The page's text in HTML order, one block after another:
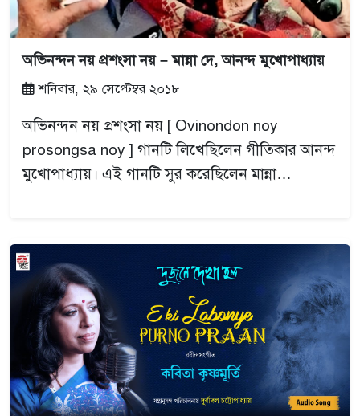
অভিনন্দন নয় প্রশংসা নয় – মান্না দে, আনন্দ মুখোপাধ্যায়
শনিবার, ২৯ সেপ্টেম্বর ২০১৮
অভিনন্দন নয় প্রশংসা নয় [ Ovinondon noy
prosongsa noy ] গানটি লিখেছিলেন গীতিকার আনন্দ
মুখোপাধ্যায়। এই গানটি সুর করেছিলেন মান্না…